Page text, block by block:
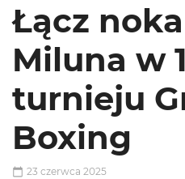
Łącz
Miluna w
turnieju
Boxing
23 czerwca 2025